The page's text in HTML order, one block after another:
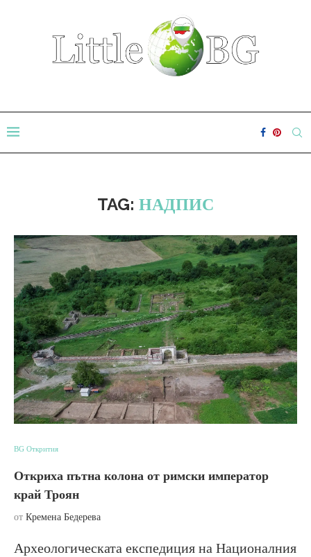
TAG: НАДПИС
BG Открития
Откриха пътна колона от римски император
край Троян
от Кремена Бедерева
Археологическата експедиция на Националния